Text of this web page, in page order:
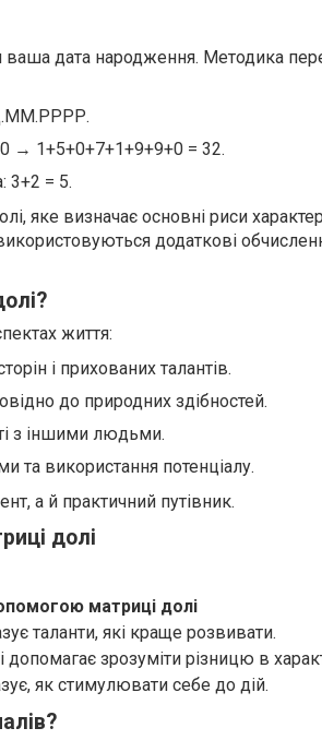
ваша дата народження. Методика
→ 1+5+0+7+1+9+9+0 = 32.
3+2 = 5.
яке визначає основні риси
додаткові
життя:
і прихованих талантів.
до природних здібностей.
з іншими людьми.
та використання потенціалу.
а й практичний путівник.
долі
матриці долі
таланти, які краще розвивати.
допомагає зрозуміти різницю в
як стимулювати себе до дій.